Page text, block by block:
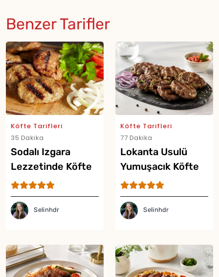
Benzer Tarifler
Köfte Tarifleri
35 Dakika
Sodalı Izgara
Lezzetinde Köfte
Tarifi
Selinhdr
Köfte Tarifleri
77 Dakika
Lokanta Usulü
Yumuşacık Köfte
Tarifi
Selinhdr